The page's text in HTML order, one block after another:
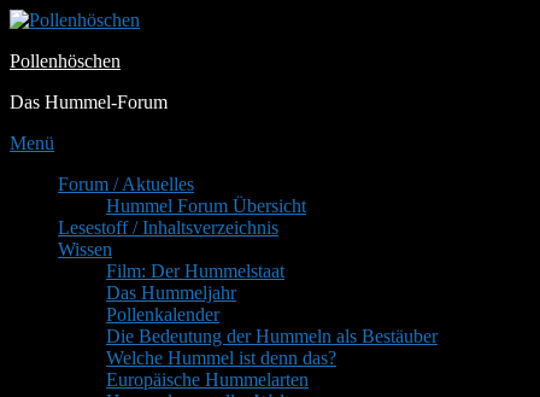
Zum
springen
Pollenhöschen
Das Hummel-Forum
Menü
PrimäresForum / Aktuelles
Hummel Forum Übersicht
Lesestoff / Inhaltsverzeichnis
Wissen
Film: Der Hummelstaat
Das Hummeljahr
Pollenkalender
Die Bedeutung der Hummeln als Bestäuber
Welche Hummel ist denn das?
Europäische Hummelarten